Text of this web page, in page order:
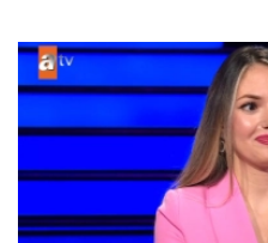
Guniess Dünya